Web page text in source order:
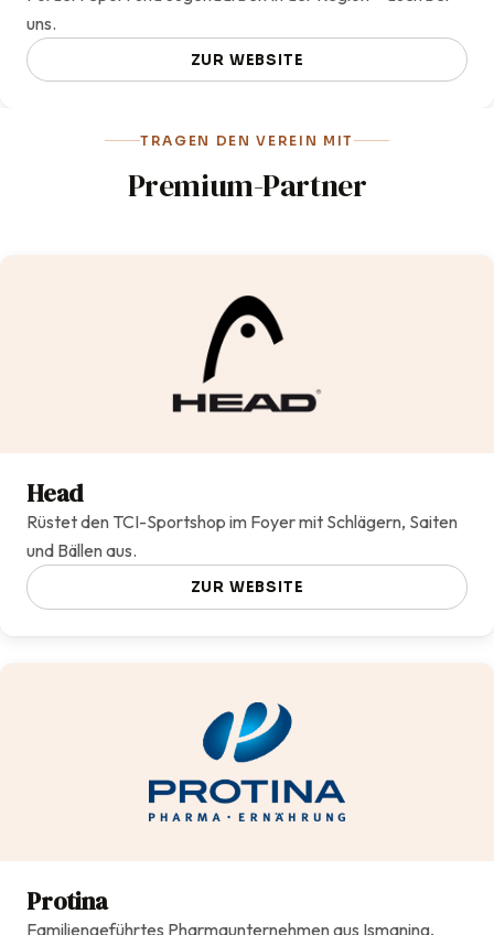
uns.
ZUR WEBSITE
TRAGEN DEN VEREIN MIT
Premium-Partner
Head
Rüstet den TCI-Sportshop im Foyer mit Schlägern, Saiten
und Bällen aus.
ZUR WEBSITE
Protina
Familiengeführtes Pharmaunternehmen aus Ismaning,